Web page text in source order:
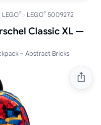
LEGO® LEGO® 5009272
Classic XL —
– Abstract Bricks